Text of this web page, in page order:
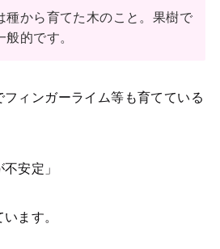
から育てた木のこと。果樹で
的です。
ィンガーライム等も育てている
安定」
ます。